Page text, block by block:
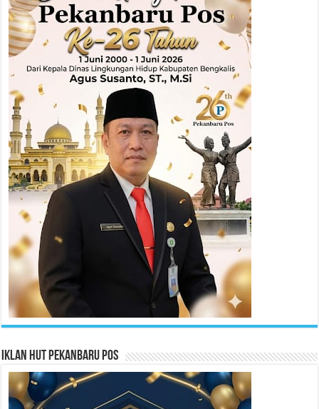
Iklan HUT Pekanbaru Pos